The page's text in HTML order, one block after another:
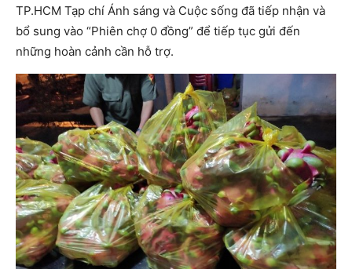
TP.HCM Tạp chí Ánh sáng và Cuộc sống đã tiếp nhận và
bổ sung vào “Phiên chợ 0 đồng” để tiếp tục gửi đến
những hoàn cảnh cần hỗ trợ.